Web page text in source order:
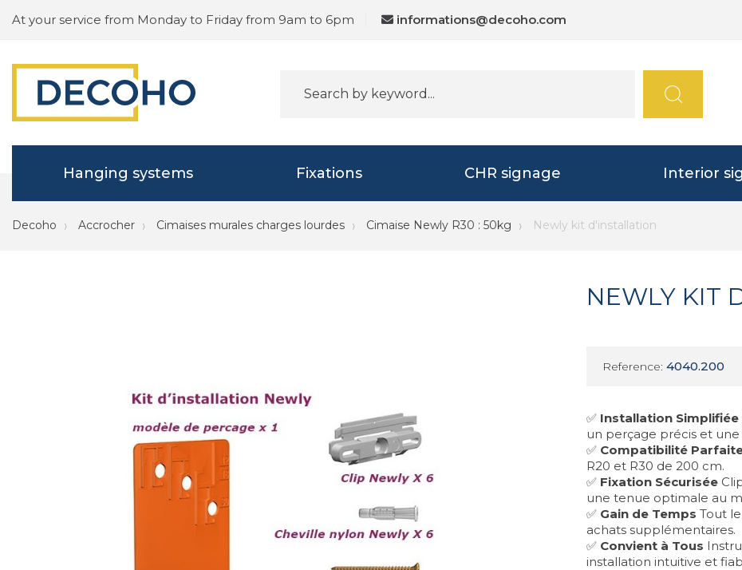
At your service from Monday to Friday from 9am to 6pm informations@decoho.com
Hanging systems Fixations CHR signage Interior
Decoho Accrocher Cimaises murales charges lourdes Cimaise Newly R30 : 50kg Newly kit d'installation
NEWLY KIT
Reference: 4040.200
✅ Installation Simplifiée
un perçage précis et une
✅ Compatibilité
R20 et R30 de 200 cm.
✅ Fixation Sécurisée
une tenue optimale au
✅ Gain de Temps Tout
achats supplémentaires.
✅ Convient à Tous
installation intuitive et